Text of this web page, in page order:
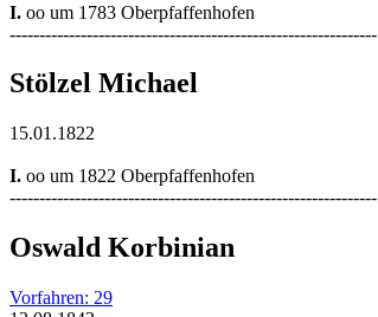
I. oo um 1783 Oberpfaffenhofen
--------------------------------------------------------------
Stölzel Michael
15.01.1822
I. oo um 1822 Oberpfaffenhofen
--------------------------------------------------------------
Oswald Korbinian
Vorfahren: 29